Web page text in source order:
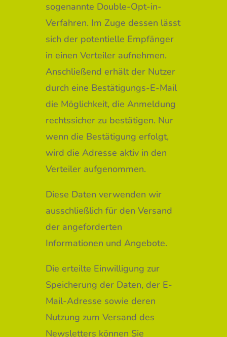
sogenannte Double-Opt-in-
Verfahren. Im Zuge dessen lässt
sich der potentielle Empfänger
in einen Verteiler aufnehmen.
Anschließend erhält der Nutzer
durch eine Bestätigungs-E-Mail
die Möglichkeit, die Anmeldung
rechtssicher zu bestätigen. Nur
wenn die Bestätigung erfolgt,
wird die Adresse aktiv in den
Verteiler aufgenommen.
Diese Daten verwenden wir
ausschließlich für den Versand
der angeforderten
Informationen und Angebote.
Die erteilte Einwilligung zur
Speicherung der Daten, der E-
Mail-Adresse sowie deren
Nutzung zum Versand des
Newsletters können Sie